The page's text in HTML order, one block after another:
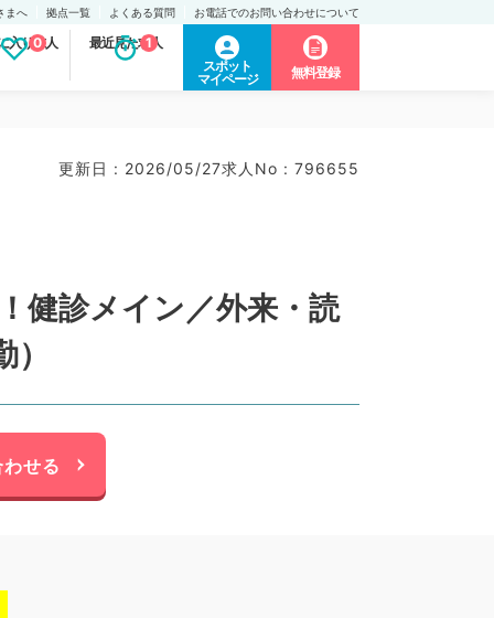
まへ 拠点一覧 よくある質問 お電話でのお問い合わせについて
入り求人
0 最近見た求人
1
スポット
マイページ
無料登録
更新日 : 2026/05/27求人No : 796655
健診メイン／外来・読
せる